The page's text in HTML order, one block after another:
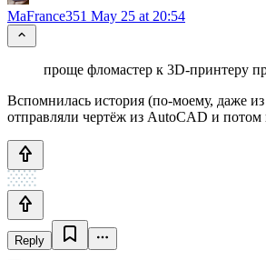
MaFrance351 May 25 at 20:54
проще фломастер к 3D-принтеру
Вспомнилась история (по-моему, даже
отправляли чертёж из AutoCAD и
Reply